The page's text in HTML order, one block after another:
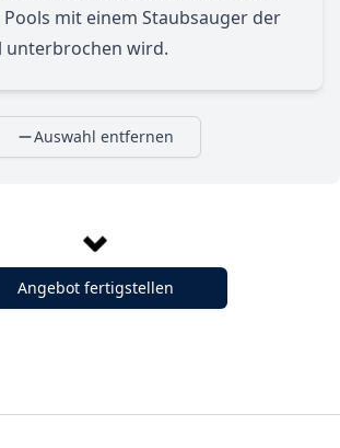
Pools mit einem Staubsauger der
unterbrochen wird.
Auswahl entfernen
Angebot fertigstellen